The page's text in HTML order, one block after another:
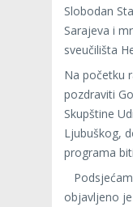
Slobodan
Sarajeva i
sveučilišta
Na početku
pozdraviti
Skupštine
Ljubuškog,
programa
objavljeno